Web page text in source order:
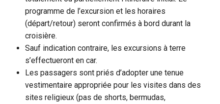
programme de l’excursion et les horaires
(départ/retour) seront confirmés à bord durant la
croisière.
Sauf indication contraire, les excursions à terre
s’effectueront en car.
Les passagers sont priés d’adopter une tenue
vestimentaire appropriée pour les visites dans des
sites religieux (pas de shorts, bermudas,